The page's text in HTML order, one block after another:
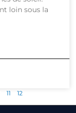
loin sous la
11 12